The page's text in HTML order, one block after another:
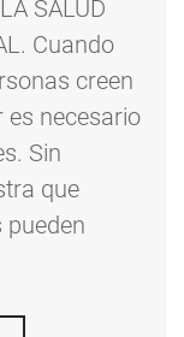
SALUD
Cuando
creen
es necesario
Sin
que
pueden